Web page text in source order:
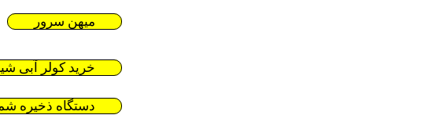
میهن سرور
خرید کولر آبی
دستگاه ذخیره